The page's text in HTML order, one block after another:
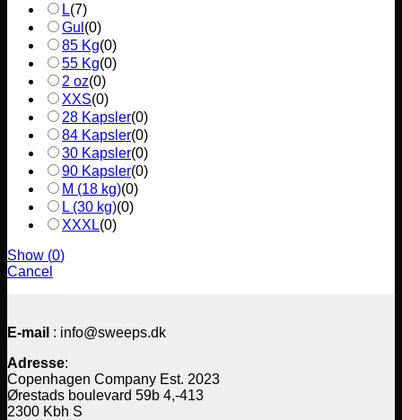
L(7)
Gul (0)
85 Kg(0)
55 Kg(0)
2 oz(0)
XXS(0)
28 Kapsler(0)
84 Kapsler(0)
30 Kapsler(0)
90 Kapsler(0)
M (18 kg)(0)
L (30 kg)(0)
XXXL(0)
Show (0)
Cancel
E-mail : info@sweeps.dk
Adresse:
Copenhagen Company Est. 2023
Ørestads boulevard 59b 4,-413
2300 Kbh S